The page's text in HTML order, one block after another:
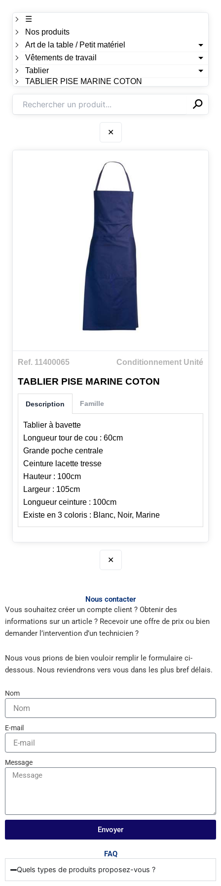
☰
Nos produits
Art de la table / Petit matériel
Vêtements de travail
Tablier
TABLIER PISE MARINE COTON
✕⚲
✕
Ref. 11400065 Conditionnement Unité
TABLIER PISE MARINE COTON
Description
Tablier à bavette
Longueur tour de cou : 60cm
Grande poche centrale
Ceinture lacette tresse
Hauteur : 100cm
Largeur : 105cm
Longueur ceinture : 100cm
Existe en 3 coloris : Blanc, Noir, Marine
Famille
✕
Nous contacter
Vous souhaitez créer un compte client ? Obtenir des
informations sur un article ? Recevoir une offre de prix ou bien
demander l’intervention d’un technicien ?
Nous vous prions de bien vouloir remplir le formulaire ci-
dessous. Nous reviendrons vers vous dans les plus bref délais.
Nom
E-mail
Message
Envoyer
FAQ
Quels types de produits proposez-vous ?